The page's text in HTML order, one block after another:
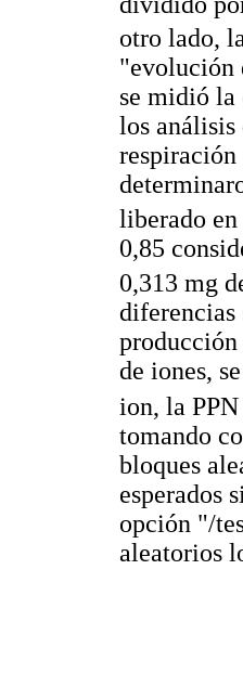
otro lado,
"evolución
se midió la
los análisis
respiración
liberado
0,85
0,313 mg
diferencias
de iones,
ion, la
tomando
bloques
esperados
opción "/
aleatorios